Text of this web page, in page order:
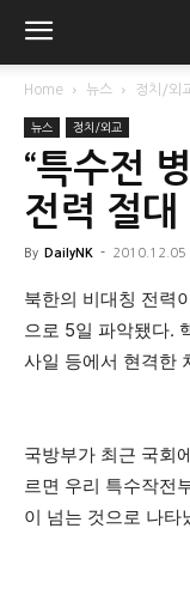
Home 뉴스 정치/외
뉴스 정치/외교
“특수전
전력 절대
By DailyNK - 2010.12.05
북한의 비대칭 전력
으로 5일 파악됐다.
사일 등에서 현격한
국방부가 최근 국회
르면 우리 특수작전
이 넘는 것으로 나타